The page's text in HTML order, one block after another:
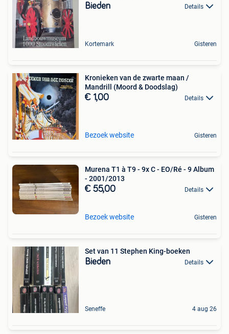
Bieden Details
Kortemark Gisteren
Kronieken van de zwarte maan /
Mandrill (Moord & Doodslag)
€ 1,00 Details
Bezoek website Gisteren
Murena T1 à T9 - 9x C - EO/Ré - 9 Album
- 2001/2013
€ 55,00 Details
Bezoek website Gisteren
Set van 11 Stephen King-boeken
Bieden Details
Seneffe 4 aug 26